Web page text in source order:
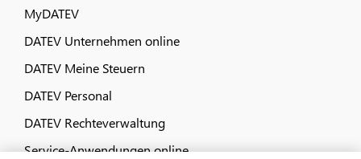
MyDATEV
DATEV Unternehmen online
DATEV Meine Steuern
DATEV Personal
DATEV Rechteverwaltung
Service-Anwendungen online